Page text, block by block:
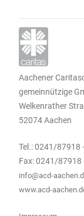
Aachener
gemeinnützige
Welkenrather
52074 Aachen
Tel.: 0241/87918
Fax: 0241/87918
info@acd-
www.acd-